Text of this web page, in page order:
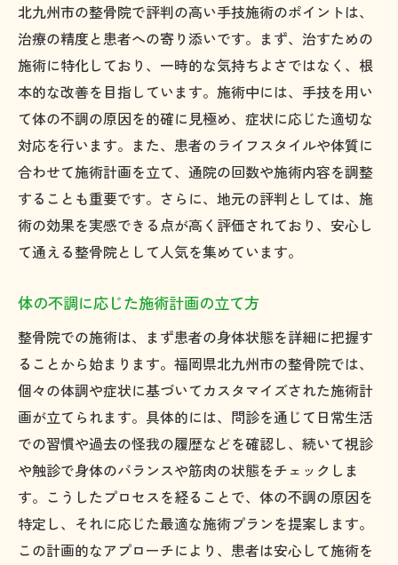
施術による血行促進とその効果
北九州市の整骨院が行う独自の施術法
整骨院施術による免疫力向上の仕組み
ストレス解消に役立つ手技施術の特徴
整骨院の施術で得られる心身のバランス
整骨院選びのポイント福岡県北九州市で人気の
理由
整骨院の選び方：何を基準に選ぶべきか
人気の整骨院が提供するサービスの違い
整骨院の人気が高い理由とその背景
親しみやすさと技術力が整骨院選びのカギ
地元で支持される整骨院の特徴
信頼できる整骨院で健康を目指す福岡県北九州
市の地元情報
信頼できる整骨院の見分け方とその基準
地元密着型整骨院の強みとは
北九州市の整骨院が地域に貢献する方法
整骨院利用者からのリアルな声とその価値
北九州市の整骨院で評判の高い手技施術のポイントは、
治療の精度と患者への寄り添いです。まず、治すための
施術に特化しており、一時的な気持ちよさではなく、根
本的な改善を目指しています。施術中には、手技を用い
て体の不調の原因を的確に見極め、症状に応じた適切な
対応を行います。また、患者のライフスタイルや体質に
合わせて施術計画を立て、通院の回数や施術内容を調整
することも重要です。さらに、地元の評判としては、施
術の効果を実感できる点が高く評価されており、安心し
て通える整骨院として人気を集めています。
体の不調に応じた施術計画の立て方
整骨院での施術は、まず患者の身体状態を詳細に把握す
ることから始まります。福岡県北九州市の整骨院では、
個々の体調や症状に基づいてカスタマイズされた施術計
画が立てられます。具体的には、問診を通じて日常生活
での習慣や過去の怪我の履歴などを確認し、続いて視診
や触診で身体のバランスや筋肉の状態をチェックしま
す。こうしたプロセスを経ることで、体の不調の原因を
特定し、それに応じた最適な施術プランを提案します。
この計画的なアプローチにより、患者は安心して施術を